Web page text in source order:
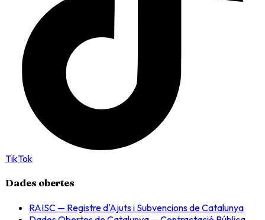
TikTok
Dades obertes
RAISC — Registre d'Ajuts i Subvencions de Catalunya